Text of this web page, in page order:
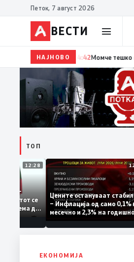
Петок, 7 август 2026
ВЕСТИ
НАЈНОВО
14:42Момче тешко
ТОП
12:28
–
се
која нема да
Цените остануваат
– Инфлација од само
месечно и 2,3% на
ниво
ЕКОНОМИЈА